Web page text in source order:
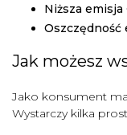
Niższa emisja
Oszczędność
Jak możesz
Jako konsument
Wystarczy kilka